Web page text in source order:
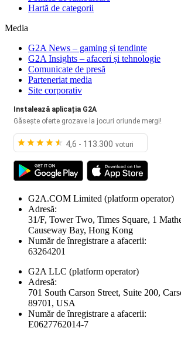
Hartă de categorii
Media
G2A News – gaming și tendințe
G2A Insights – afaceri și tehnologie
Comunicate de presă
Parteneriat media
Site corporativ
Instalează aplicația G2A
Găsește oferte grozave la jocuri oriunde mergi!
4,6 - 113.300 voturi
G2A.COM Limited (platform operator)
Adresă:
31/F, Tower Two, Times Square, 1
Causeway Bay, Hong Kong
Număr de înregistrare a afacerii:
63264201
G2A LLC (platform operator)
Adresă:
701 South Carson Street, Suite 200,
89701, USA
Număr de înregistrare a afacerii:
E0627762014-7